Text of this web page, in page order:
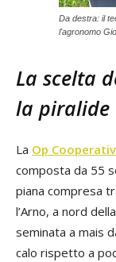
Da destra: il
l'agronomo
La scelta
la piralide
La Op
composta da 55
piana compresa
l’Arno, a nord
seminata a mais
calo rispetto a